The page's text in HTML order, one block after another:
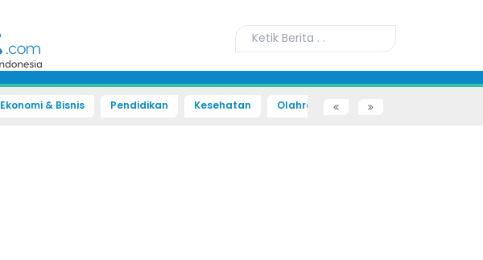
Ekonomi & Bisnis Pendidikan Kesehatan Olahraga Sains dan Teknologi